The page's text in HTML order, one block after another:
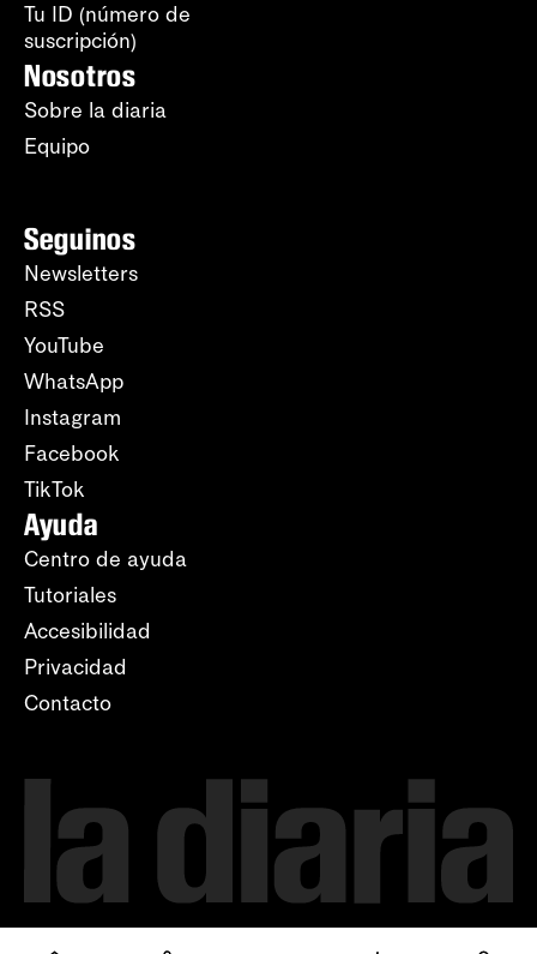
Tu ID (número de
suscripción)
Nosotros
Sobre la diaria
Equipo
Seguinos
Newsletters
RSS
YouTube
WhatsApp
Instagram
Facebook
TikTok
Ayuda
Centro de ayuda
Tutoriales
Accesibilidad
Privacidad
Contacto